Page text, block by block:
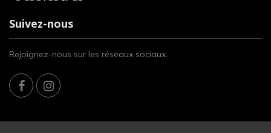
Suivez-nous
Rejoignez-nous sur les réseaux sociaux.